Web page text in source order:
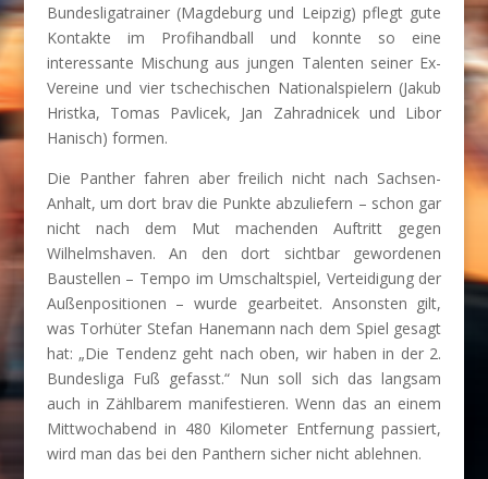
Bundesligatrainer (Magdeburg und Leipzig) pflegt gute
Kontakte im Profihandball und konnte so eine
interessante Mischung aus jungen Talenten seiner Ex-
Vereine und vier tschechischen Nationalspielern (Jakub
Hristka, Tomas Pavlicek, Jan Zahradnicek und Libor
Hanisch) formen.
Die Panther fahren aber freilich nicht nach Sachsen-
Anhalt, um dort brav die Punkte abzuliefern – schon gar
nicht nach dem Mut machenden Auftritt gegen
Wilhelmshaven. An den dort sichtbar gewordenen
Baustellen – Tempo im Umschaltspiel, Verteidigung der
Außenpositionen – wurde gearbeitet. Ansonsten gilt,
was Torhüter Stefan Hanemann nach dem Spiel gesagt
hat: „Die Tendenz geht nach oben, wir haben in der 2.
Bundesliga Fuß gefasst.“ Nun soll sich das langsam
auch in Zählbarem manifestieren. Wenn das an einem
Mittwochabend in 480 Kilometer Entfernung passiert,
wird man das bei den Panthern sicher nicht ablehnen.